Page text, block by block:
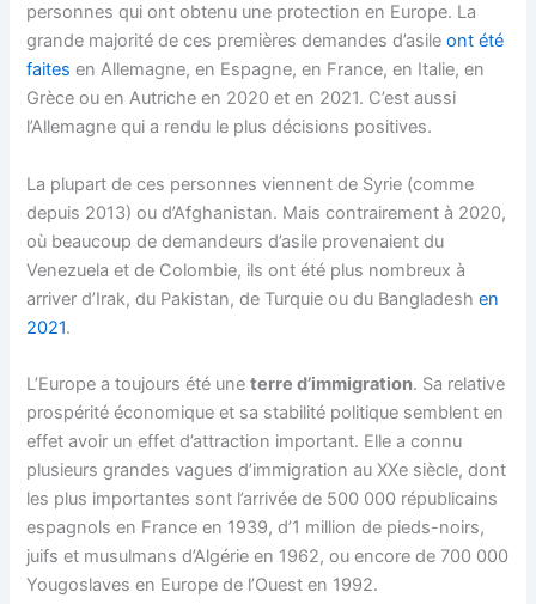
personnes qui ont obtenu une protection en Europe. La
grande majorité de ces premières demandes d’asileont été
faitesen Allemagne, en Espagne, en France, en Italie, en
Grèce ou en Autriche en 2020 et en 2021. C’est aussi
l’Allemagne qui a rendu le plus décisions positives.
La plupart de ces personnes viennent de Syrie (comme
depuis 2013) ou d’Afghanistan. Mais contrairement à 2020,
où beaucoup de demandeurs d’asile provenaient du
Venezuela et de Colombie, ils ont été plus nombreux à
arriver d’Irak, du Pakistan, de Turquie ou du Bangladeshen
2021.
L’Europe a toujours été uneterre d’immigration. Sa relative
prospérité économique et sa stabilité politique semblent en
effet avoir un effet d’attraction important. Elle a connu
plusieurs grandes vagues d’immigration au XXe siècle, dont
les plus importantes sont l’arrivée de 500 000 républicains
espagnols en France en 1939, d’1 million de pieds-noirs,
juifs et musulmans d’Algérie en 1962, ou encore de 700 000
Yougoslaves en Europe de l’Ouest en 1992.